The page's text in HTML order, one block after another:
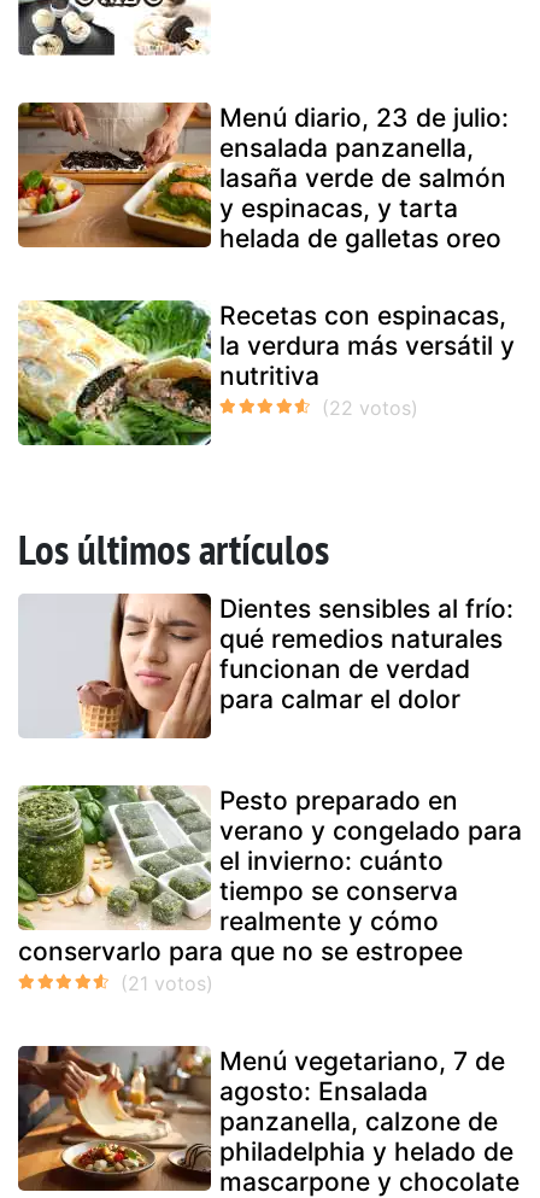
Menú diario, 23 de julio:
ensalada panzanella,
lasaña verde de salmón
y espinacas, y tarta
helada de galletas oreo
Recetas con espinacas,
la verdura más versátil y
nutritiva
Los últimos artículos
Dientes sensibles al frío:
qué remedios naturales
funcionan de verdad
para calmar el dolor
Pesto preparado en
verano y congelado para
el invierno: cuánto
tiempo se conserva
realmente y cómo
conservarlo para que no se estropee
Menú vegetariano, 7 de
agosto: Ensalada
panzanella, calzone de
philadelphia y helado de
mascarpone y chocolate